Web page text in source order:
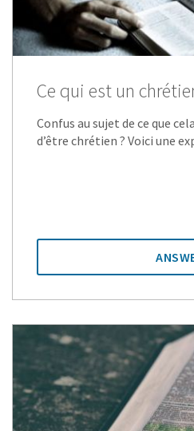
Ce qui est un
Confus au sujet de ce que
d’être chrétien ? Voici une